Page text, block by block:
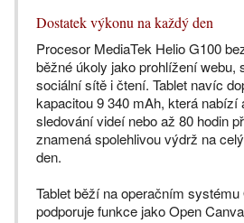
Dostatek výkonu na každý den
Procesor MediaTek Helio G100
běžné úkoly jako prohlížení webu,
sociální sítě i čtení. Tablet navíc
kapacitou 9 340 mAh, která nabízí
sledování videí nebo až 80 hodin
znamená spolehlivou výdrž na
den.
Tablet běží na operačním
podporuje funkce jako Open